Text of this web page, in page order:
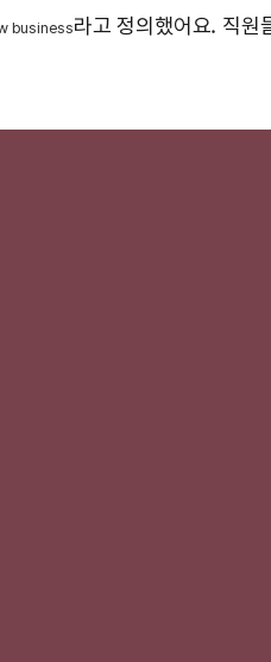
business라고 정의했어요. 직원